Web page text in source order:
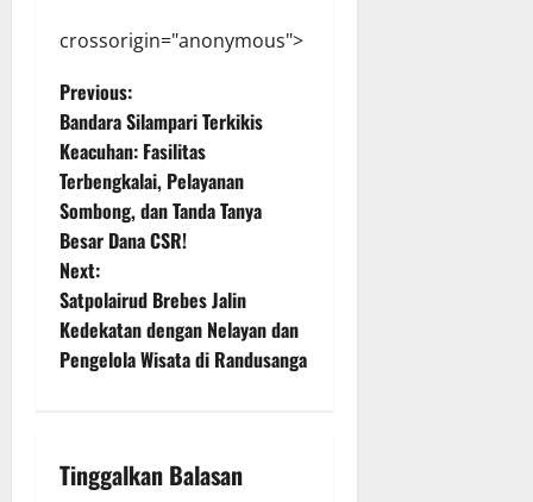
crossorigin="anonymous">
P
o
s
t
n
a
i
Previous:
Bandara Silampari Terkikis
Keacuhan: Fasilitas
Terbengkalai, Pelayanan
Sombong, dan Tanda Tanya
Besar Dana CSR!
Next:
Satpolairud Brebes Jalin
Kedekatan dengan Nelayan dan
Pengelola Wisata di Randusanga
Tinggalkan Balasan